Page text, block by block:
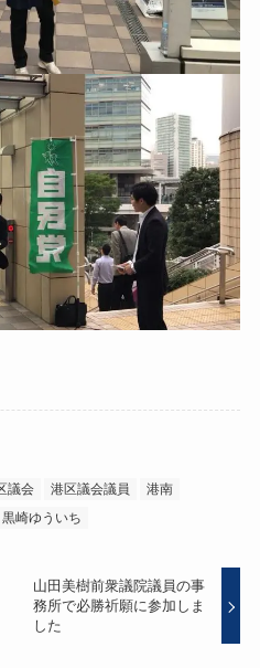
議会 港区議会議員
港南
黒崎ゆういち
山田美樹前衆議院議員の事
務所で必勝祈願に参加しま
した